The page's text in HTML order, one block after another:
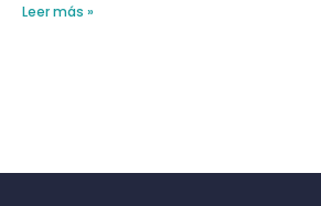
Leer más »